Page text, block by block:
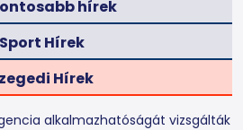
hírek
Sport Hírek
Hírek
alkalmazhatóságát vizsgálták